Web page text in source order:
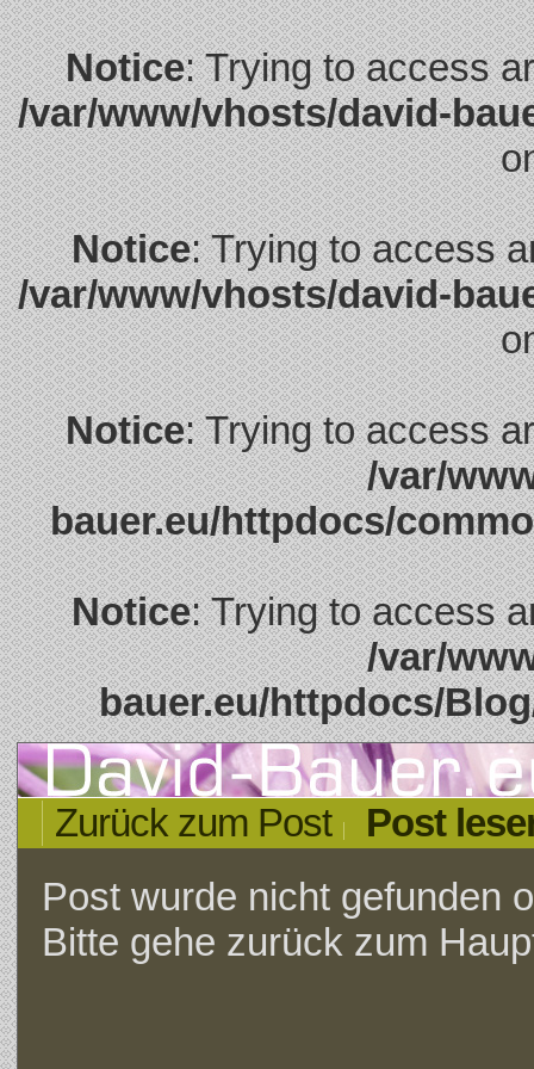
Notice: Trying to access
/var/www/vhosts/david-
Notice: Trying to access
/var/www/vhosts/david-
Notice: Trying to access
/var/
bauer.eu/httpdocs/
Notice: Trying to access
/var/
bauer.eu/httpdocs/
Zurück zum Post
Post
Post wurde nicht gefunden
Bitte gehe zurück zum